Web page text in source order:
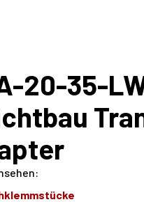
20-35-
: